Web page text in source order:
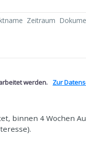
werden. Zur
binnen 4 Wochen